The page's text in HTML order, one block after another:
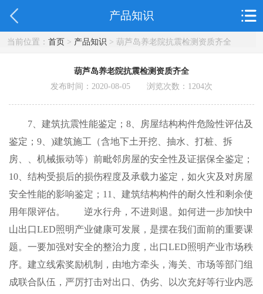
产品知识
当前位置： 首页> 产品知识 > 葫芦岛养老院抗震检测资质齐全
葫芦岛养老院抗震检测资质齐全
发布时间：2020-08-05 浏览次数： 1204次
7、建筑抗震性能鉴定；8、房屋结构构件危险性评估及
鉴定；9、)建筑施工（含地下土开挖、抽水、打桩、拆
房、、机械振动等）前毗邻房屋的安全性及证据保全鉴定；
10、结构受损后的损伤程度及承载力鉴定，如火灾及对房屋
安全性能的影响鉴定；11、建筑结构构件的耐久性和剩余使
用年限评估。 逆水行舟，不进则退。如何进一步加快中
山出口LED照明产业健康可发展，是摆在我们面前的重要课
题。一要加强对安全的整治力度，出口LED照明产业市场秩
序。建立线索奖励机制，由地方牵头，海关、市场等部门组
成联合队伍，严厉打击对出口、伪劣、以次充好等行业内恶